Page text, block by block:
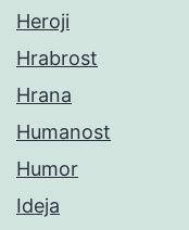
Heroji
Hrabrost
Hrana
Humanost
Humor
Ideja